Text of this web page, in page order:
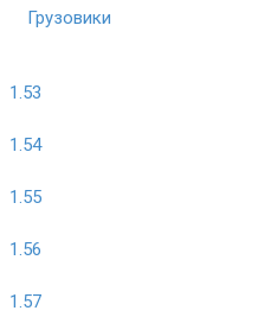
Грузовики
1.53
1.54
1.55
1.56
1.57